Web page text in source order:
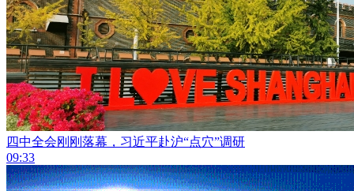
四中全会刚刚落幕，习近平赴沪“点穴”调研
09:33